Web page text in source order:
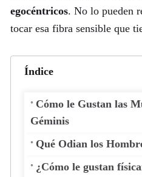
egocéntricos. No lo pueden
tocar esa fibra sensible que
Índice
Cómo le Gustan las
Géminis
Qué Odian los
¿Cómo le gustan